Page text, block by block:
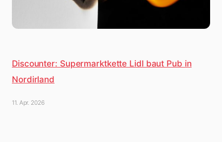
Discounter: Supermarktkette Lidl baut Pub in
Nordirland
11. Apr. 2026